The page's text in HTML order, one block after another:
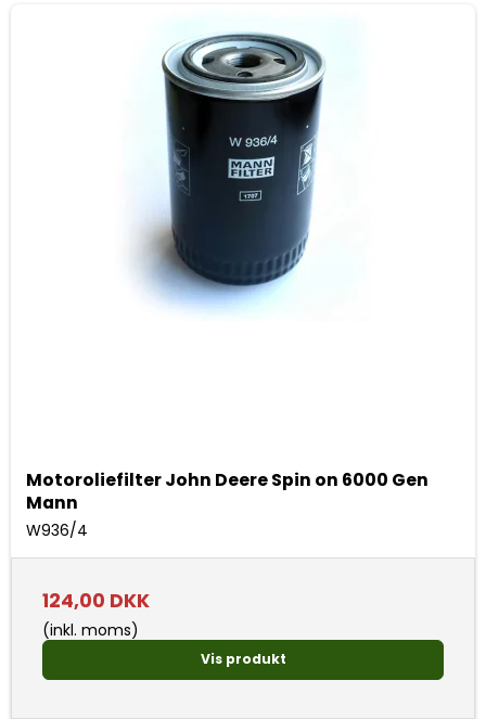
Motoroliefilter John Deere Spin on 6000 Gen
Mann
W936/4
124,00 DKK
(inkl. moms)
Vis produkt